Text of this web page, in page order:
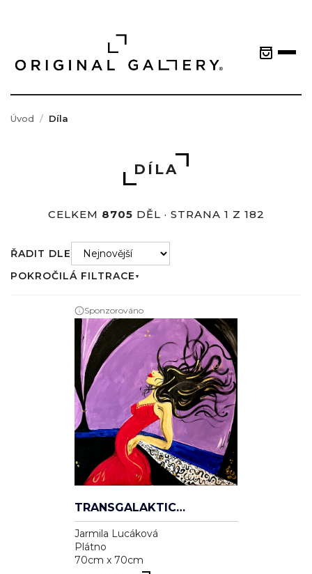
Úvod Díla
DÍLA
CELKEM 8705 DĚL · STRANA 1 Z 182
ŘADIT DLE
POKROČILÁ FILTRACE ▼
Sponzorováno
TRANSGALAKTICKÁ
Jarmila Lucáková
Plátno
70cm x 70cm